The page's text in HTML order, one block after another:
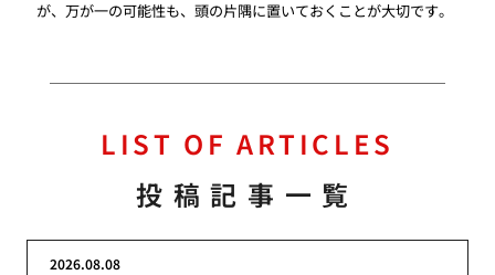
が、万が一の可能性も、頭の片隅に置いておくことが大切です。
LIST OF ARTICLES
投稿記事一覧
2026.08.08